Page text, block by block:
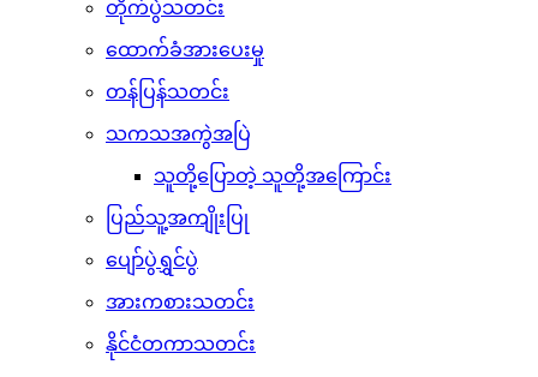
တိုက်ပွဲသတင်း
ထောက်ခံအားပေးမှု
တန်ပြန်သတင်း
သကသအကွဲအပြဲ
သူတို့ပြောတဲ့ သူတို့အကြောင်း
ပြည်သူ့အကျိုးပြု
ပျော်ပွဲရွှင်ပွဲ
အားကစားသတင်း
နိုင်ငံတကာသတင်း